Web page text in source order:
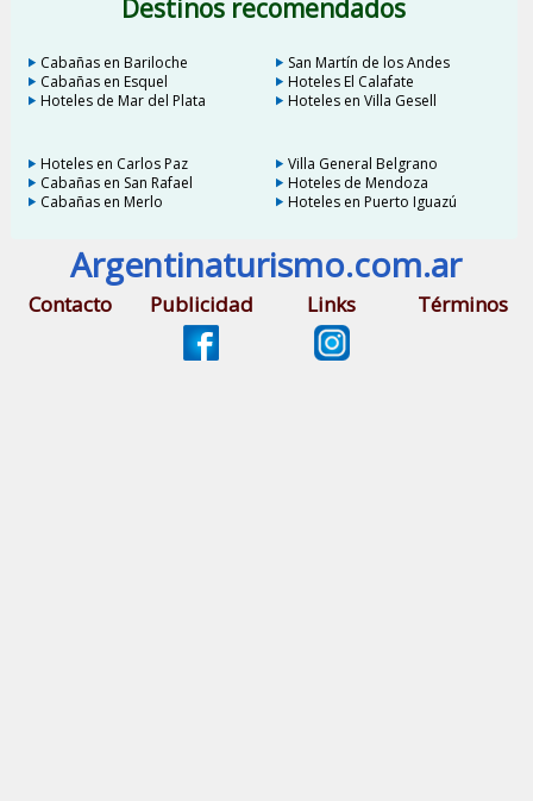
Destinos recomendados
Cabañas en Bariloche
San Martín de los Andes
Cabañas en Esquel
Hoteles El Calafate
Hoteles de Mar del Plata
Hoteles en Villa Gesell
Hoteles en Carlos Paz
Villa General Belgrano
Cabañas en San Rafael
Hoteles de Mendoza
Cabañas en Merlo
Hoteles en Puerto Iguazú
Argentinaturismo.com.ar
Contacto Publicidad Links Términos